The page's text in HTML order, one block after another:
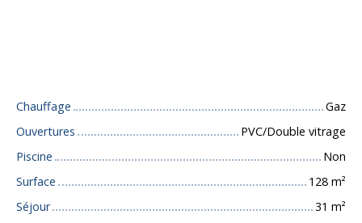
Chauffage
Gaz
Ouvertures
PVC/Double vitrage
Piscine
Non
Surface
128 m²
Séjour
31 m²